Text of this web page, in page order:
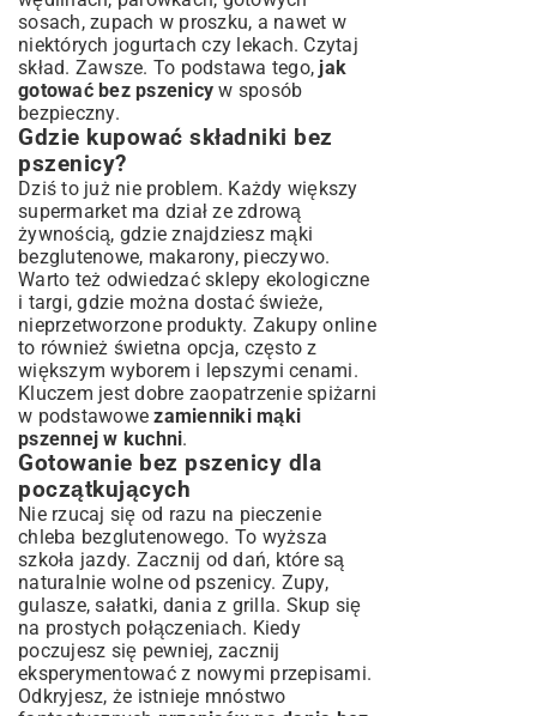
sosach, zupach w proszku, a nawet w
niektórych jogurtach czy lekach. Czytaj
skład. Zawsze. To podstawa tego, jak
gotować bez pszenicy w sposób
bezpieczny.
Gdzie kupować składniki bez
pszenicy?
Dziś to już nie problem. Każdy większy
supermarket ma dział ze zdrową
żywnością, gdzie znajdziesz mąki
bezglutenowe, makarony, pieczywo.
Warto też odwiedzać sklepy ekologiczne
i targi, gdzie można dostać świeże,
nieprzetworzone produkty. Zakupy online
to również świetna opcja, często z
większym wyborem i lepszymi cenami.
Kluczem jest dobre zaopatrzenie spiżarni
w podstawowezamienniki mąki
pszennej w kuchni.
Gotowanie bez pszenicy dla
początkujących
Nie rzucaj się od razu na pieczenie
chleba bezglutenowego. To wyższa
szkoła jazdy. Zacznij od dań, które są
naturalnie wolne od pszenicy. Zupy,
gulasze, sałatki, dania z grilla. Skup się
na prostych połączeniach. Kiedy
poczujesz się pewniej, zacznij
eksperymentować z nowymi przepisami.
Odkryjesz, że istnieje mnóstwo